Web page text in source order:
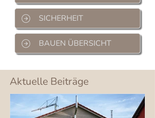
SICHERHEIT
BAUEN ÜBERSICHT
Aktuelle Beiträge